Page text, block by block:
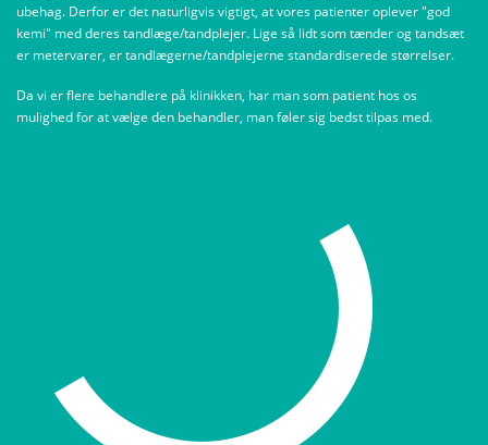
ubehag. Derfor er det naturligvis vigtigt, at vores patienter oplever "god
kemi" med deres tandlæge/tandplejer. Lige så lidt som tænder og tandsæt
er metervarer, er tandlægerne/tandplejerne standardiserede størrelser.
Da vi er flere behandlere på klinikken, har man som patient hos os
mulighed for at vælge den behandler, man føler sig bedst tilpas med.